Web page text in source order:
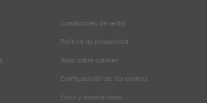
Condiciones de venta
Política de privacidad
Aviso sobre cookies
Configuración de las cookies
Envío y devoluciones